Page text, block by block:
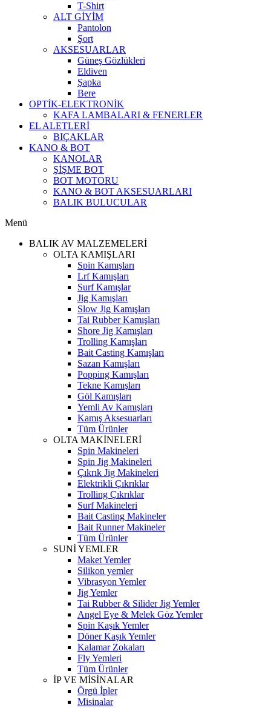
T-Shirt
ALT GİYİM
Pantolon
Şort
AKSESUARLAR
Güneş Gözlükleri
Eldiven
Şapka
Bere
OPTİK-ELEKTRONİK
KAFA LAMBALARI & FENERLER
EL ALETLERİ
BIÇAKLAR
KANO & BOT
KANOLAR
ŞİŞME BOT
BOT MOTORU
KANO & BOT AKSESUARLARI
BALIK BULUCULAR
Menü
BALIK AV MALZEMELERİ
OLTA KAMIŞLARI
Spin Kamışları
Lrf Kamışları
Surf Kamışlar
Jig Kamışları
Slow Jig Kamışları
Tai Rubber Kamışları
Shore Jig Kamışları
Trolling Kamışları
Bait Casting Kamışları
Sazan Kamışları
Popping Kamışları
Tekne Kamışları
Göl Kamışları
Yemli Av Kamışları
Kamış Aksesuarları
Tüm Ürünler
OLTA MAKİNELERİ
Spin Makineleri
Spin Jig Makineleri
Çıkrık Jig Makineleri
Elektrikli Çıkrıklar
Trolling Çıkrıklar
Surf Makineleri
Bait Casting Makineler
Bait Runner Makineler
Tüm Ürünler
SUNİ YEMLER
Maket Yemler
Silikon yemler
Vibrasyon Yemler
Jig Yemler
Tai Rubber & Silider Jig Yemler
Angel Eye & Melek Göz Yemler
Spin Kaşık Yemler
Döner Kaşık Yemler
Kalamar Zokaları
Fly Yemleri
Tüm Ürünler
İP VE MİSİNALAR
Örgü İpler
Misinalar